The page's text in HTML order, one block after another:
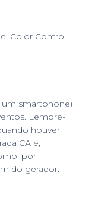
Color Control,
smartphone)
Lembre-
houver
CA e,
por
do gerador.